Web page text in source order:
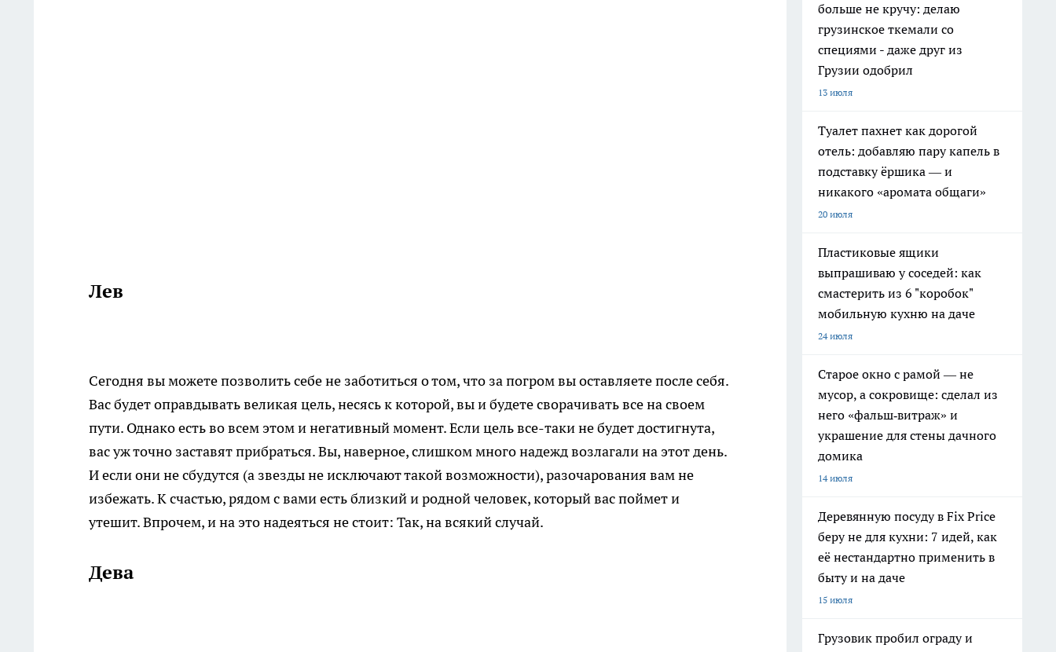
Лев
Сегодня вы можете позволить себе не заботиться о том, что за погром вы оставляете после себя.
Вас будет оправдывать великая цель, несясь к которой, вы и будете сворачивать все на своем
пути. Однако есть во всем этом и негативный момент. Если цель все-таки не будет достигнута,
вас уж точно заставят прибраться. Вы, наверное, слишком много надежд возлагали на этот день.
И если они не сбудутся (а звезды не исключают такой возможности), разочарования вам не
избежать. К счастью, рядом с вами есть близкий и родной человек, который вас поймет и
утешит. Впрочем, и на это надеяться не стоит: Так, на всякий случай.
Дева
больше не кручу: делаю
грузинское ткемали со
специями - даже друг из
Грузии одобрил
13 июля
Туалет пахнет как дорогой
отель: добавляю пару капель в
подставку ёршика — и
никакого «аромата общаги»
20 июля
Пластиковые ящики
выпрашиваю у соседей: как
смастерить из 6 "коробок"
мобильную кухню на даче
24 июля
Старое окно с рамой — не
мусор, а сокровище: сделал из
него «фальш‑витраж» и
украшение для стены дачного
домика
14 июля
Деревянную посуду в Fix Price
беру не для кухни: 7 идей, как
её нестандартно применить в
быту и на даче
15 июля
Грузовик пробил ограду и